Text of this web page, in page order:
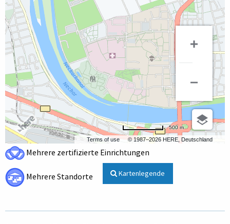
Terms of use © 1987–2026 HERE, Deutschland
500 m
Mehrere zertifizierte Einrichtungen
Mehrere Standorte Kartenlegende